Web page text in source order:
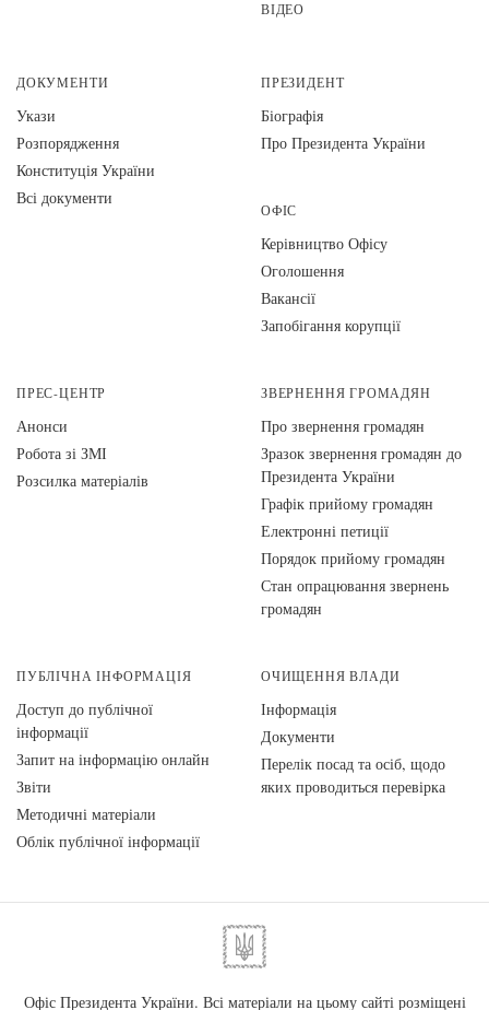
ВІДЕО
ДОКУМЕНТИ
Укази
Розпорядження
Конституція України
Всі документи
ПРЕЗИДЕНТ
Біографія
Про Президента України
ОФІС
Керівництво Офісу
Оголошення
Вакансії
Запобігання корупції
ПРЕС-ЦЕНТР
Анонси
Робота зі ЗМІ
Розсилка матеріалів
ЗВЕРНЕННЯ ГРОМАДЯН
Про звернення громадян
Зразок звернення громадян до
Президента України
Графік прийому громадян
Електронні петиції
Порядок прийому громадян
Стан опрацювання звернень
громадян
ПУБЛІЧНА ІНФОРМАЦІЯ
Доступ до публічної
інформації
Запит на інформацію онлайн
Звіти
Методичні матеріали
Облік публічної інформації
ОЧИЩЕННЯ ВЛАДИ
Інформація
Документи
Перелік посад та осіб, щодо
яких проводиться перевірка
Офіс Президента України. Всі матеріали на цьому сайті розміщені